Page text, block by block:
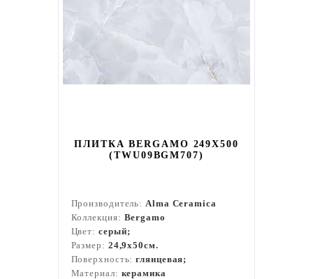
ПЛИТКА BERGAMO 249X500
(TWU09BGM707)
Производитель:Alma Ceramica
Коллекция: Bergamo
Цвет: серый;
Размер: 24,9x50см.
Поверхность:глянцевая;
Материал: керамика